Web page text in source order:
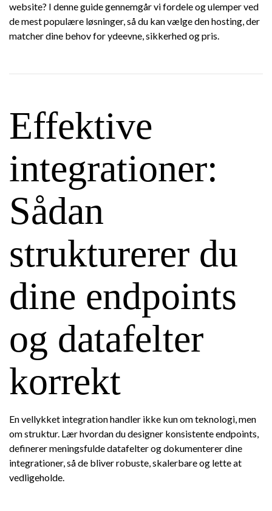
website? I denne guide gennemgår vi fordele og ulemper ved
de mest populære løsninger, så du kan vælge den hosting, der
matcher dine behov for ydeevne, sikkerhed og pris.
Effektive
integrationer:
Sådan
strukturerer du
dine endpoints
og datafelter
korrekt
En vellykket integration handler ikke kun om teknologi, men
om struktur. Lær hvordan du designer konsistente endpoints,
definerer meningsfulde datafelter og dokumenterer dine
integrationer, så de bliver robuste, skalerbare og lette at
vedligeholde.